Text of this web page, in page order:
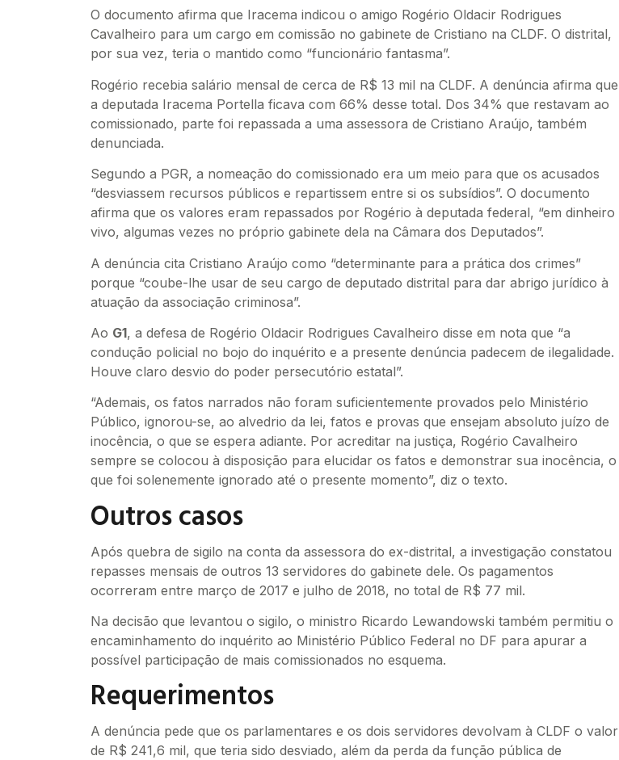
O documento afirma que Iracema indicou o amigo Rogério Oldacir Rodrigues
Cavalheiro para um cargo em comissão no gabinete de Cristiano na CLDF. O distrital,
por sua vez, teria o mantido como “funcionário fantasma”.
Rogério recebia salário mensal de cerca de R$ 13 mil na CLDF. A denúncia afirma que
a deputada Iracema Portella ficava com 66% desse total. Dos 34% que restavam ao
comissionado, parte foi repassada a uma assessora de Cristiano Araújo, também
denunciada.
Segundo a PGR, a nomeação do comissionado era um meio para que os acusados
“desviassem recursos públicos e repartissem entre si os subsídios”. O documento
afirma que os valores eram repassados por Rogério à deputada federal, “em dinheiro
vivo, algumas vezes no próprio gabinete dela na Câmara dos Deputados”.
A denúncia cita Cristiano Araújo como “determinante para a prática dos crimes”
porque “coube-lhe usar de seu cargo de deputado distrital para dar abrigo jurídico à
atuação da associação criminosa”.
Ao G1, a defesa de Rogério Oldacir Rodrigues Cavalheiro disse em nota que “a
condução policial no bojo do inquérito e a presente denúncia padecem de ilegalidade.
Houve claro desvio do poder persecutório estatal”.
“Ademais, os fatos narrados não foram suficientemente provados pelo Ministério
Público, ignorou-se, ao alvedrio da lei, fatos e provas que ensejam absoluto juízo de
inocência, o que se espera adiante. Por acreditar na justiça, Rogério Cavalheiro
sempre se colocou à disposição para elucidar os fatos e demonstrar sua inocência, o
que foi solenemente ignorado até o presente momento”, diz o texto.
Outros casos
Após quebra de sigilo na conta da assessora do ex-distrital, a investigação constatou
repasses mensais de outros 13 servidores do gabinete dele. Os pagamentos
ocorreram entre março de 2017 e julho de 2018, no total de R$ 77 mil.
Na decisão que levantou o sigilo, o ministro Ricardo Lewandowski também permitiu o
encaminhamento do inquérito ao Ministério Público Federal no DF para apurar a
possível participação de mais comissionados no esquema.
Requerimentos
A denúncia pede que os parlamentares e os dois servidores devolvam à CLDF o valor
de R$ 241,6 mil, que teria sido desviado, além da perda da função pública de